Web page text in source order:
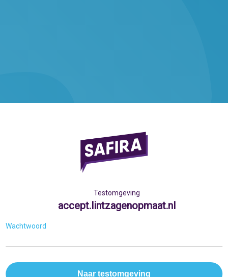
Testomgeving
accept.lintzagenopmaat.nl
Wachtwoord